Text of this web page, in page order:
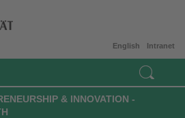
Intranet
English
& INNOVATION -